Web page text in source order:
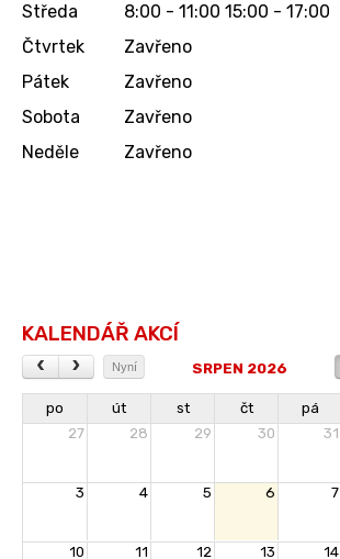
Středa
8:00 - 11:00 15:00 - 17:00
Čtvrtek
Zavřeno
Pátek
Zavřeno
Sobota
Zavřeno
Neděle
Zavřeno
KALENDÁŘ AKCÍ
Nyní SRPEN 2026
po út st čt pá
27
28 29 30 31
3 4 5 6 7
10 11 12 13 14